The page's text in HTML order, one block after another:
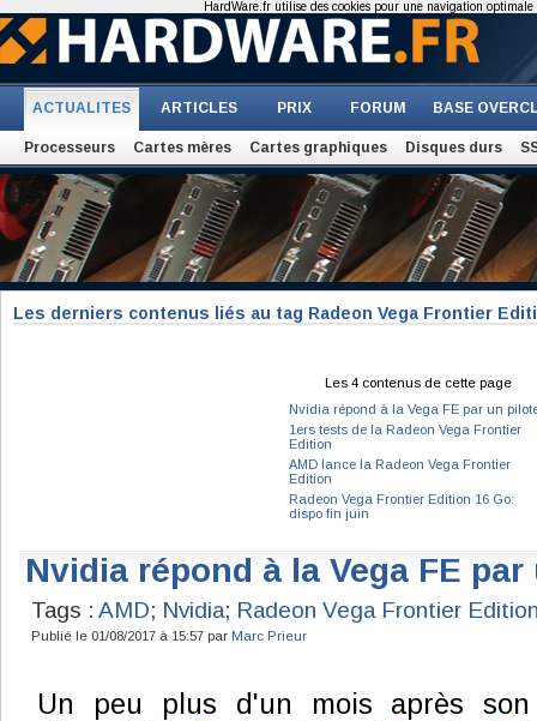
ACTUALITES ARTICLES PRIX FORUM BASE
Processeurs Cartes mères Cartes graphiques Disques durs
Les derniers contenus liés au tag Radeon Vega Frontier
Les 4 contenus de cette page
Nvidia répond à la Vega FE par un
1ers tests de la Radeon Vega Frontier
Edition
AMD lance la Radeon Vega Frontier
Edition
Radeon Vega Frontier Edition 16 Go:
dispo fin juin
Nvidia répond à la Vega FE
Tags : AMD; Nvidia; Radeon Vega Frontier
Publié le 01/08/2017 à 15:57 par Marc Prieur
Un peu plus d'un mois après son
HardWare.fr utilise des cookies pour une navigation